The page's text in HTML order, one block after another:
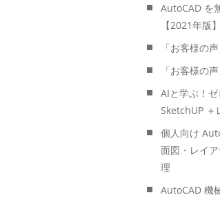
AutoCAD を
【2021年版】
「お客様の
「お客様の
AIと学ぶ！
SketchUP ＋
個人向け
面図・レイ
理
AutoCAD 機